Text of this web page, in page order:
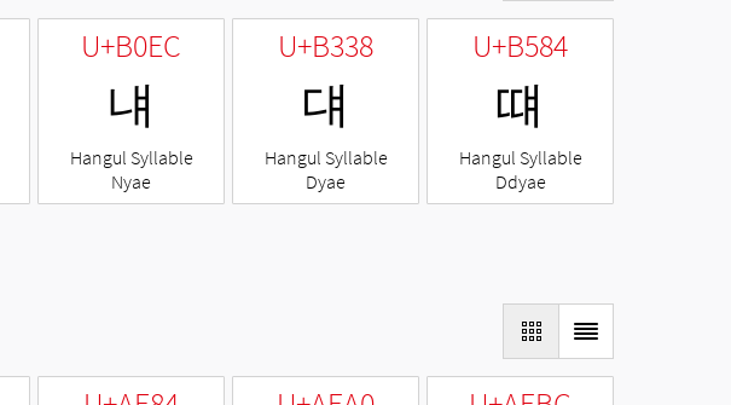
U+B0EC
냬
Hangul Syllable
Nyae
U+B338
댸
Hangul Syllable
Dyae
U+B584
떄
Hangul Syllable
Ddyae